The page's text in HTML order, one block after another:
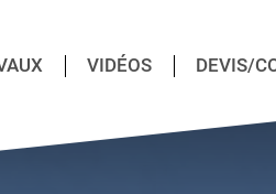
VIDÉOS DEVIS/